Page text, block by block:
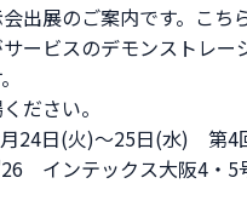
出展のご案内です。こち
ービスのデモンストレー
ださい。
月24日(火)～25日(水) 第4
インテックス大阪4・5